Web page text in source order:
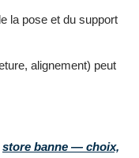
la pose et du support
alignement) peut
store banne — choix,